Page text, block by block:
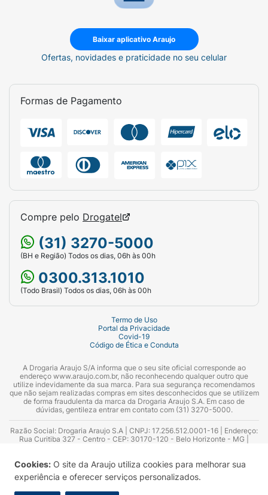
Cookies: O site da Araujo utiliza cookies para melhorar sua
experiência e oferecer serviços personalizados.
Baixar aplicativo Araujo
Ofertas, novidades e praticidade no seu celular
Formas de Pagamento
Compre pelo Drogatel
(31) 3270-5000
(BH e Região) Todos os dias, 06h às 00h
0300.313.1010
(Todo Brasil) Todos os dias, 06h às 00h
Termo de Uso
Portal da Privacidade
Covid-19
Código de Ética e Conduta
A Drogaria Araujo S/A informa que o seu site oficial corresponde ao
endereço www.araujo.com.br, não reconhecendo qualquer outro que
utilize indevidamente da sua marca. Para sua segurança recomendamos
que não sejam realizadas compras em sites desconhecidos que se utilizem
de forma fraudulenta da marca da Drogaria Araujo S.A. Em caso de
dúvidas, gentileza entrar em contato com (31) 3270-5000.
Razão Social: Drogaria Araujo S.A | CNPJ: 17.256.512.0001-16 | Endereço:
Rua Curitiba 327 - Centro - CEP: 30170-120 - Belo Horizonte - MG |
Azevedo Guimarães – CRF 10.965 | Yasmin Silva Alvarenga – CRF 52.584 -
Consultor substituto: Thiago Aguiar Pinheiro - CRF Nº 13.748. Alvará
Sanitário: 2025020713 | Autorização de Funcionamento da Empresa (AFE):